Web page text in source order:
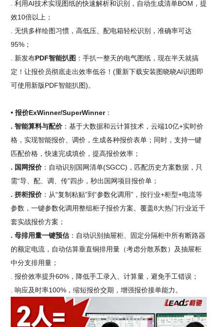
. 利用AI技术实现图纸的快速解析和识别，自动生成清单BOM，提
效10倍以上；
. 无惧多样绘图习惯，高低压、配电箱轻松识别，准确率可达
95%；
. 新发布PDF智能扒图 ：手扒一整天的电气图纸，现在半天就搞
定！让报价员彻底走出效率低谷！(重新下载安装图晓晓AI识图即
可使用新版PDF智能扒图)。
• 报价ExWinner/SuperWinner：
. 智能算料与配价 ：基于大数据和云计算技术，云端10亿+实时价
格，实现智能报价、调价，生成各种报价表单；同时，支持一键
匹配价格，快速完成填价，提高报价效率；
. 国网报价 ：自动识别国网清单(SGCC)，匹配历史方案数据，只
需“导、配、调、传”四步，秒出国网项目报价单；
. 拼柜报价 ：从“复制粘贴”到“参数化调用”，按行业+柜型+电流等
参数，一键参数化调用整组柜子报价方案。覆盖8大热门行业近千
套实战报价方案；
. 母排用量一键预估 ：自动识别抽屉柜、固定分隔柜中所有断路器
的额定电流，自动估算垂直铜排用量（考虑分散系数）及抽屉柜
中分支排用量；
. 报价效率提升60%，降低手工录入、计算量，避免手工错误；
. 响应及时率100%，缩短报价交期，增强报价接单能力。